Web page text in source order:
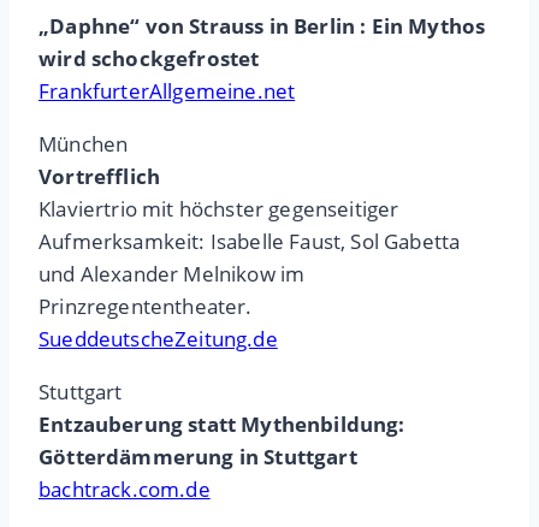
„Daphne“ von Strauss in Berlin : Ein Mythos
wird schockgefrostet
FrankfurterAllgemeine.net
München
Vortrefflich
Klaviertrio mit höchster gegenseitiger
Aufmerksamkeit: Isabelle Faust, Sol Gabetta
und Alexander Melnikow im
Prinzregententheater.
SueddeutscheZeitung.de
Stuttgart
Entzauberung statt Mythenbildung:
Götterdämmerung in Stuttgart
bachtrack.com.de